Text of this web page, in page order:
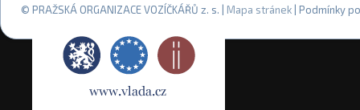
© PRAŽSKÁ ORGANIZACE VOZÍČKÁŘŮ z. s. | Mapa stránek | Podmínky